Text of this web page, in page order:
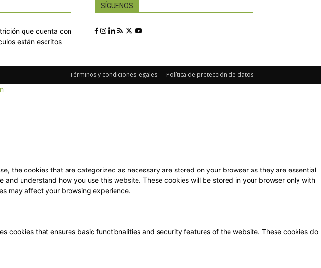
que cuenta con
están escritos
SÍGUENOS
Términos y condiciones legales Política de protección de datos
the cookies that are categorized as necessary are stored on your browser as they are essential
understand how you use this website. These cookies will be stored in your browser only with
may affect your browsing experience.
cookies that ensures basic functionalities and security features of the website. These cookies do